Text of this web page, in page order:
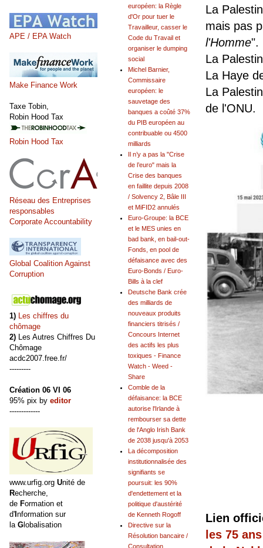
La
mais pas
l'Homme".
La
La Haye
La
de l'ONU.
Lien
les 75 ans
européen: la Règle
d'Or pour tuer le
Travailleur, casser le
Code du Travail et
organiser le dumping
social
Michel Barnier,
Commissaire
européen: le
sauvetage des
banques a coûté 37%
du PIB européen au
contribuable ou 4500
milliards
Il n’y a pas la "Crise
de l’euro" mais la
Crise des banques
en faillite depuis 2008
/ Solvency 2, Bâle III
et MiFID2 annulés
Euro-Groupe: la BCE
et le MES unies en
bad bank, en bail-out-
Fonds, en pool de
défaisance avec des
Euro-Bonds / Euro-
Bills à la clef
Deutsche Bank crée
des milliards de
nouveaux produits
financiers titrisés /
Concours Internet
des actifs les plus
toxiques - Finance
Watch - Weed -
Share
Comble de la
défaisance: la BCE
autorise l'Irlande à
rembourser sa dette
de l'Anglo Irish Bank
de 2038 jusqu'à 2053
La décomposition
institutionnalisée des
signifiants se
poursuit: les 90%
d'endettement et la
politique d'austérité
de Kenneth Rogoff
Directive sur la
Résolution bancaire /
Consultation
APE / EPA Watch
Make Finance Work
Taxe Tobin,
Robin Hood Tax
Robin Hood Tax
Réseau des Entreprises
responsables
Corporate Accountability
Global Coalition Against
Corruption
1) Les chiffres du
chômage
2) Les Autres Chiffres Du
Chômage
acdc2007.free.fr/
---------
Création 06 VI 06
95% pix by editor
-------------
www.urfig.org Unité de
Recherche,
de Formation et
d'Information sur
la Globalisation